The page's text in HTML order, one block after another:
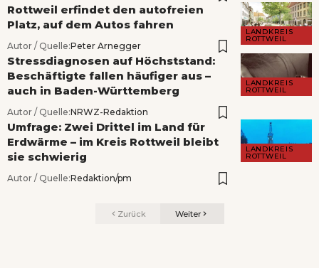
LANDKREIS
ROTTWEIL
Rottweil erfindet den autofreien
Platz, auf dem Autos fahren
Autor / Quelle:Peter Arnegger
LANDKREIS
ROTTWEIL
Stressdiagnosen auf Höchststand:
Beschäftigte fallen häufiger aus –
auch in Baden-Württemberg
Autor / Quelle:NRWZ-Redaktion
LANDKREIS
ROTTWEIL
Umfrage: Zwei Drittel im Land für
Erdwärme – im Kreis Rottweil bleibt
sie schwierig
Autor / Quelle:Redaktion/pm
Zurück Weiter